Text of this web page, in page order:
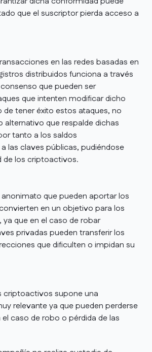
que el suscriptor pierda acceso a
en las redes basadas en
distribuidos funciona a través
que pueden ser
que intenten modificar dicho
de tener éxito estos ataques, no
alternativo que respalde dichas
tanto a los saldos
las claves públicas, pudiéndose
de los criptoactivos.
que pueden aportar los
en un objetivo para los
que en el caso de robar
privadas pueden transferir los
que dificulten o impidan su
criptoactivos supone una
relevante ya que pueden perderse
caso de robo o pérdida de las